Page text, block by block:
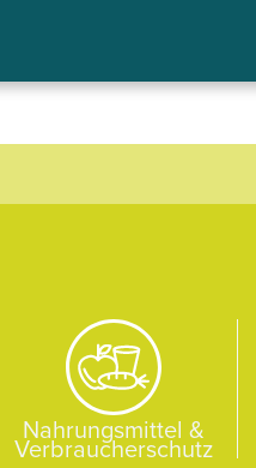
Nahrungsmittel &
Verbraucherschutz